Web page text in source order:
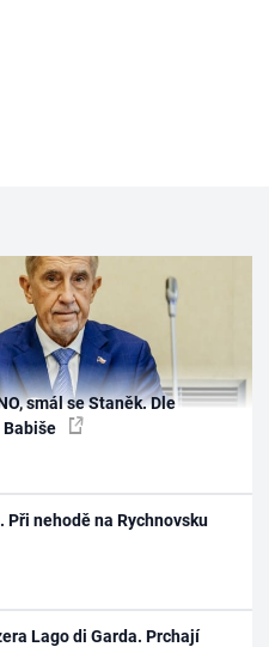
smál se Staněk. Dle
Babiše
nehodě na Rychnovsku
Lago di Garda. Prchají